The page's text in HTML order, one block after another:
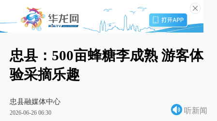
忠县：500亩蜂糖李成熟 游客体
验采摘乐趣
忠县融媒体中心
2026-06-26 06:30 听新闻